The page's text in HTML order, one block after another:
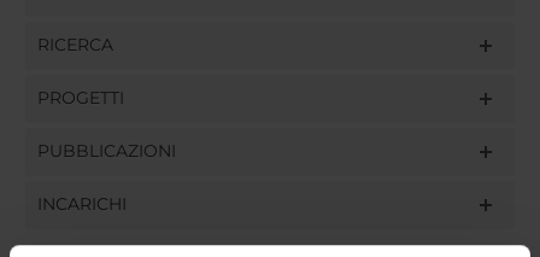
RICERCA
PROGETTI
PUBBLICAZIONI
INCARICHI